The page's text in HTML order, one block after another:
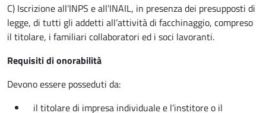
C) Iscrizione all’INPS e all’INAIL, in presenza dei presupposti di
legge, di tutti gli addetti all’attività di facchinaggio, compreso
il titolare, i familiari collaboratori ed i soci lavoranti.
Requisiti di onorabilità
Devono essere posseduti da:
il titolare di impresa individuale e l’institore o il